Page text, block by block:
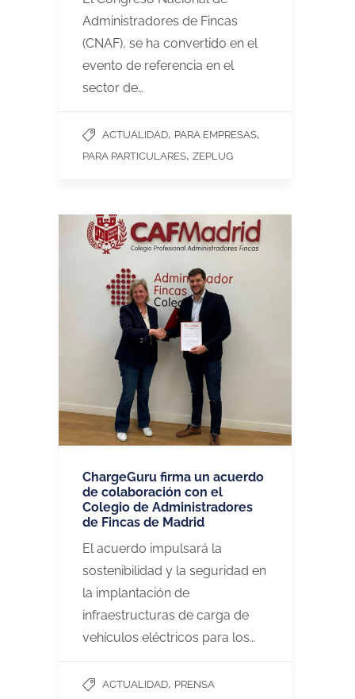
Administradores de Fincas
(CNAF), se ha convertido en el
evento de referencia en el
sector de…
ACTUALIDAD, PARA EMPRESAS,
PARA PARTICULARES, ZEPLUG
ChargeGuru firma un acuerdo
de colaboración con el
Colegio de Administradores
de Fincas de Madrid
El acuerdo impulsará la
sostenibilidad y la seguridad en
la implantación de
infraestructuras de carga de
vehículos eléctricos para los…
ACTUALIDAD, PRENSA